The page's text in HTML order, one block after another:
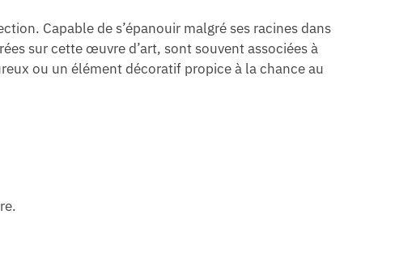
Capable de s’épanouir malgré ses racines dans
sur cette œuvre d’art, sont souvent associées à
ou un élément décoratif propice à la chance au